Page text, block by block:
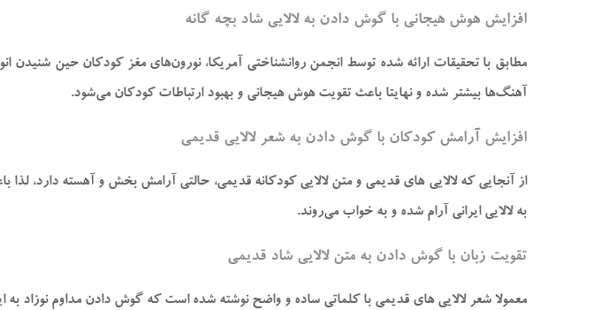
افزایش هوش هیجانی با گوش دادن به لالایی شاد بچه‌ گانه
مطابق با تحقیقات ارائه شده توسط انجمن روانشناختی آمریکا، نورون‌های مغز کودکان حین شنیدن
آهنگ‌ها بیشتر شده و نهایتا باعث تقویت هوش هیجانی و بهبود ارتباطات کودکان می‌شود.
افزایش آرامش کودکان با گوش دادن به شعر لالایی قدیمی
از آنجایی که لالایی‌ های قدیمی و متن لالایی کودکانه قدیمی، حالتی آرامش بخش و آهسته
به لالایی ایرانی آرام شده و به خواب ‌می‌روند.
تقویت زبان با گوش دادن به متن لالایی شاد قدیمی
معمولا شعر لالایی‌ های قدیمی با کلماتی ساده و واضح نوشته شده است که گوش دادن مداوم نوزاد